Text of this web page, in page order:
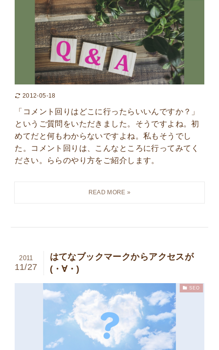
2012-05-18
「コメント回りはどこに行ったらいいんですか？」
というご質問をいただきました。そうですよね。初
めてだと何もわからないですよね。私もそうでし
た。コメント回りは、こんなところに行ってみてく
ださい。ららのやり方をご紹介します。
はてなブックマークからアクセスが
(・∀・)
2011
11/27
SEO